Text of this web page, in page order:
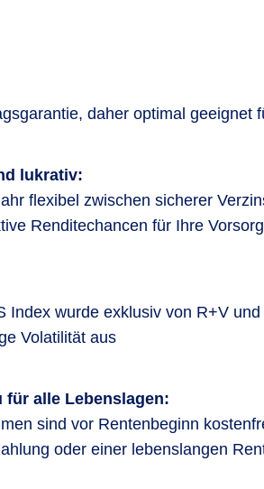
daher optimal geeignet
lukrativ:
flexibel zwischen sicherer
Renditechancen für Ihre
Index wurde exklusiv von R+V
Volatilität aus
für alle Lebenslagen:
sind vor Rentenbeginn
oder einer lebenslangen